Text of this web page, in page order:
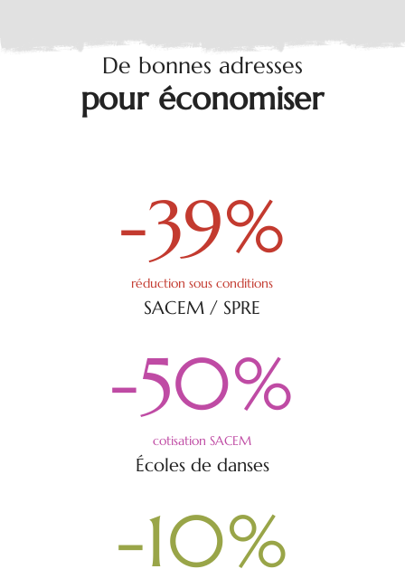
De bonnes adresses
pour économiser
-39%
réduction sous conditions
SACEM / SPRE
-50%
cotisation SACEM
Écoles de danses
-10%